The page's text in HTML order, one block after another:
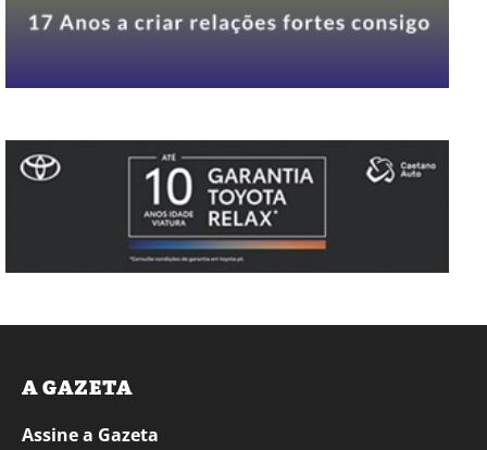
A GAZETA
Assine a Gazeta